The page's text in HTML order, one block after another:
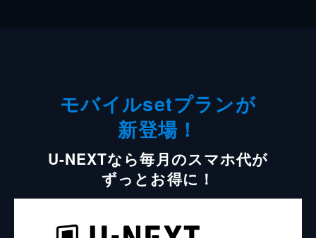
モバイルsetプランが
新登場！
U-NEXTなら毎月のスマホ代が
ずっとお得に！